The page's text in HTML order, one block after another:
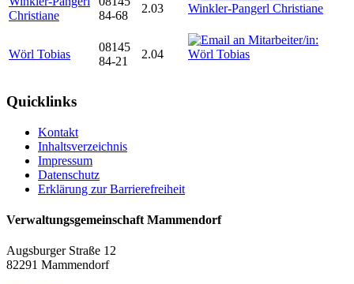
Christiane
84-68
2.03
Wörl Tobias
08145
84-21
2.04
Quicklinks
Kontakt
Inhaltsverzeichnis
Impressum
Datenschutz
Erklärung zur Barrierefreiheit
Verwaltungsgemeinschaft Mammendorf
Augsburger Straße 12
82291 Mammendorf